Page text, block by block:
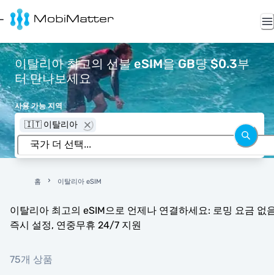
이탈리아 최고의 선불 eSIM을 GB당 $0.3부
터 만나보세요
사용 가능 지역
🇮🇹 이탈리아
홈 이탈리아 eSIM
이탈리아 최고의 eSIM으로 언제나 연결하세요: 로밍 요금 없
즉시 설정, 연중무휴 24/7 지원
75개 상품